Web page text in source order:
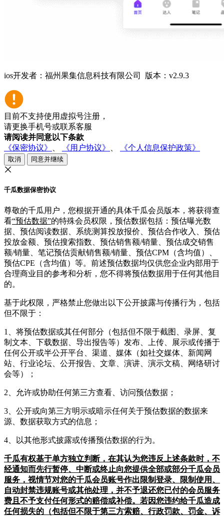
ios开发者：福州果集信息科技有限公司 版本：v2.9.3
目前不支持使用虚拟号注册，
请更换手机号或联系客服
请阅读并同意以下条款
《保密协议》
《用户协议》 《个人信息保护政策》
取消 同意并继续
千瓜数据保密协议
尊敬的千瓜用户，您根据开通的具体千瓜会员版本，将获得查
看“预估数据”的特殊会员权限，预估数据包括：预估曝光数
据、预估阅读数据、系统测算投放报价、预估合作收入、预估
投放金额、预估搜索指数、预估销售额/销量、预估成交销售
额/销量、笔记预估贡献销售额/销量、预估CPM（含均值）、
预估CPE（含均值）等。前述预估数据均仅供您企业内部用于
合理商业目的参考和分析，您不得将预估数据用于任何其他目
的。
基于此权限，严格禁止您做出以下公开披露与传播行为，包括
但不限于：
1、将预估数据或其任何部分（包括但不限于截图、录屏、复
制文本、下载数据、导出报告等）发布、上传、展示或传播于
任何公开或半公开平台、渠道、媒体（如社交媒体、新闻网
站、行业论坛、公开报告、文章、演讲、演示文稿、网络研讨
会等）；
2、允许或协助任何第三方查看、访问预估数据；
3、公开或向第三方明示或暗示任何关于预估数据的数据来
源、数据获取方式的信息；
4、以其他形式披露或传播预估数据的行为。
千瓜有权基于单方独立判断，在其认为您违反上述条款时，不
经通知而先行暂停、中断或终止向您提供全部或部分千瓜会员
服务，视情节对您的千瓜会员账号作出限制登录、限制使用、
自动封禁违规账号或其他处理，并不予退还您已付的会员服务
费且不予支付任何形式的赔偿或补偿。若因您违约给千瓜造成
任何损失的（包括但不限于第三方索赔、行政罚款、罚金、诉